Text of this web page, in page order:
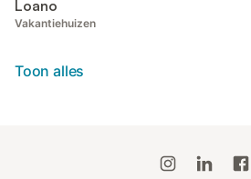
Loano
Vakantiehuizen
Toon alles